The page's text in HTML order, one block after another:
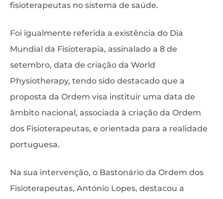
fisioterapeutas no sistema de saúde.
Foi igualmente referida a existência do Dia
Mundial da Fisioterapia, assinalado a 8 de
setembro, data de criação da World
Physiotherapy, tendo sido destacado que a
proposta da Ordem visa instituir uma data de
âmbito nacional, associada à criação da Ordem
dos Fisioterapeutas, e orientada para a realidade
portuguesa.
Na sua intervenção, o Bastonário da Ordem dos
Fisioterapeutas, António Lopes, destacou a